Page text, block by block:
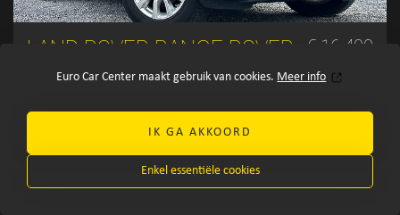
Euro Car Center maakt gebruik van cookies. Meer info
IK GA AKKOORD
Enkel essentiële cookies
LAND ROVER RANGE ROVER € 16.400
Evoque 2.0d 2016 85.391 km